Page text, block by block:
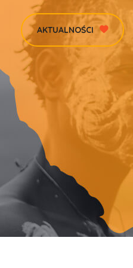
AKTUALNOŚCI